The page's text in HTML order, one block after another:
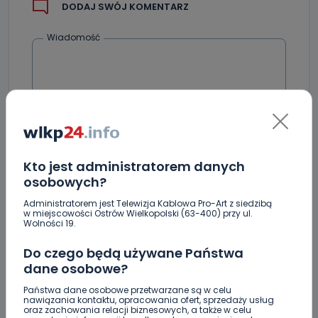
Kto jest administratorem danych
osobowych?
Administratorem jest Telewizja Kablowa Pro-Art z siedzibą
w miejscowości Ostrów Wielkopolski (63-400) przy ul.
Wolności 19.
Do czego będą używane Państwa
dane osobowe?
Państwa dane osobowe przetwarzane są w celu
nawiązania kontaktu, opracowania ofert, sprzedaży usług
oraz zachowania relacji biznesowych, a także w celu
DODAJ SWÓJ KOMENTARZ
Wiadomość
Podpis